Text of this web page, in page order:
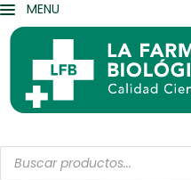
MENU
Products
search